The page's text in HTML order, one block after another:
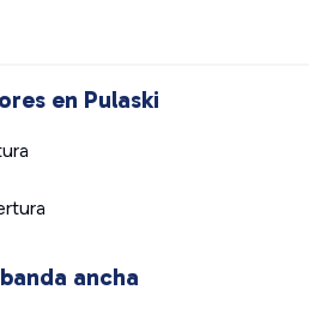
en Pulaski
ancha